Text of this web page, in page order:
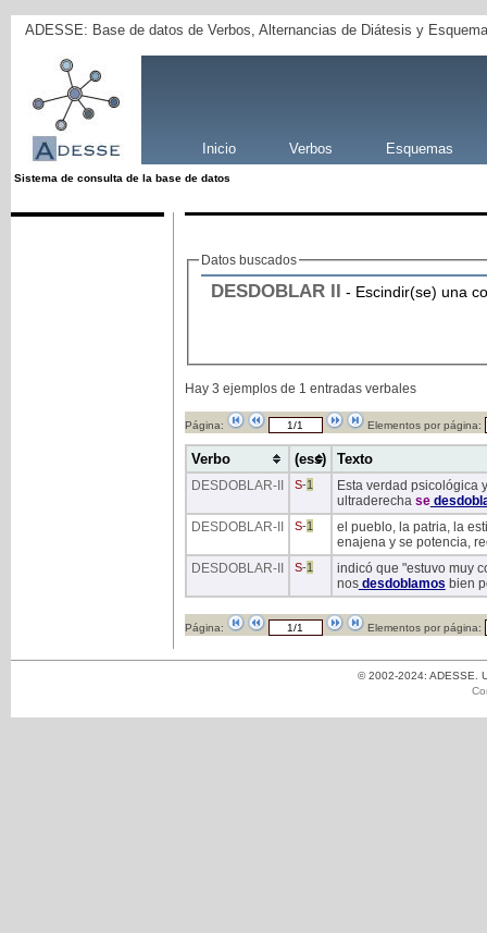
ADESSE: Base de datos de Verbos, Alternancias de Diátesis y
Inicio Verbos Esquemas
Sistema de consulta de la base de datos
Datos buscados
DESDOBLAR II - Escindir(se) una
Hay 3 ejemplos de 1 entradas verbales
Página: Elementos por página:
Verbo (ess) Texto
DESDOBLAR-II S-1
Esta verdad psicológica
ultraderechase
DESDOBLAR-II S-1
el pueblo, la patria, la
enajena y se potencia,
DESDOBLAR-II S-1
indicó que "estuvo muy
nosdesdoblamos bien
Página: Elementos por página:
© 2002-2024: ADESSE.